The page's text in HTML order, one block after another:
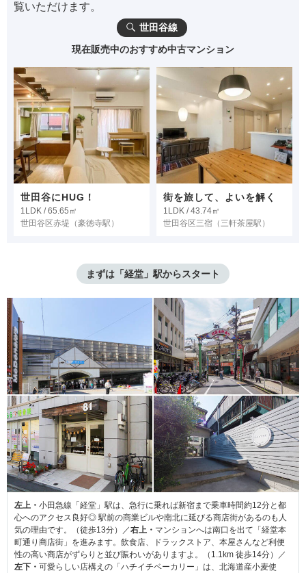
覧いただけます。
世田谷線
現在販売中のおすすめ中古マンション
世田谷にHUG！
1LDK / 65.65㎡
世田谷区赤堤 （豪徳寺駅）
街を旅して、よいを解く
1LDK / 43.74㎡
世田谷区三宿 （三軒茶屋駅）
まずは「経堂」駅からスタート
左上・ 小田急線「経堂」駅は、急行に乗れば新宿まで乗車時間約12分と都
心へのアクセス良好◎ 駅前の商業ビルや南北に延びる商店街があるのも人
気の理由です。（徒歩13分）／右上・ マンションへは南口を出て「経堂本
町通り商店街」を進みます。飲食店、ドラックストア、本屋さんなど利便
性の高い商店がずらりと並び賑わいがありますよ。（1.1km 徒歩14分）／
左下・ 可愛らしい店構えの「ハチイチベーカリー」は、北海道産小麦使